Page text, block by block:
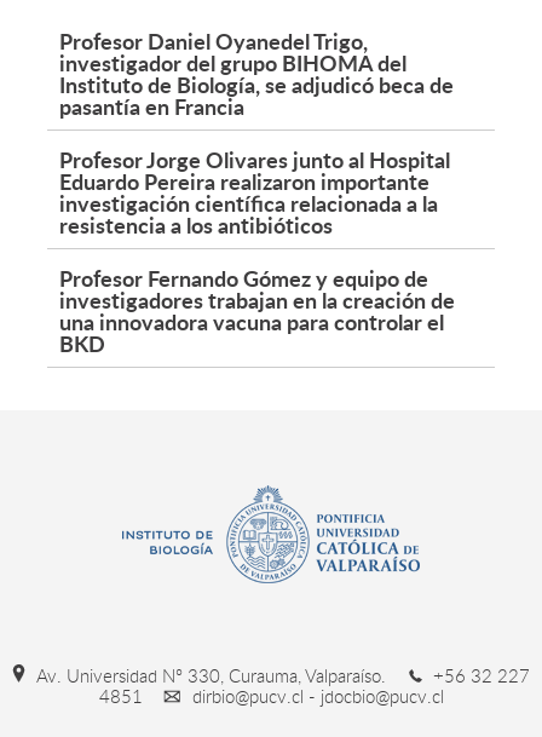
Profesor Daniel Oyanedel Trigo,
investigador del grupo BIHOMA del
Instituto de Biología, se adjudicó beca de
pasantía en Francia
Profesor Jorge Olivares junto al Hospital
Eduardo Pereira realizaron importante
investigación científica relacionada a la
resistencia a los antibióticos
Profesor Fernando Gómez y equipo de
investigadores trabajan en la creación de
una innovadora vacuna para controlar el
BKD
Av. Universidad Nº 330, Curauma, Valparaíso.
+56 32 227
4851
dirbio@pucv.cl - jdocbio@pucv.cl